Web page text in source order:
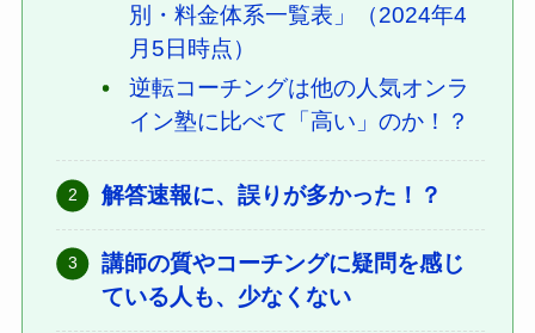
別・料金体系一覧表」（2024年4
月5日時点）
逆転コーチングは他の人気オンラ
イン塾に比べて「高い」のか！？
解答速報に、誤りが多かった！？
講師の質やコーチングに疑問を感じ
ている人も、少なくない